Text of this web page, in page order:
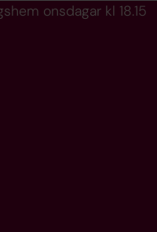
onsdagar kl 18.15